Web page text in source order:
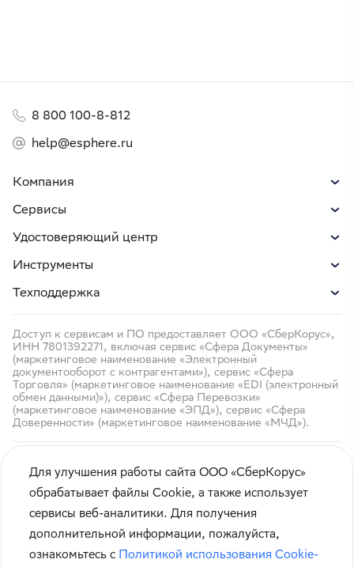
Чтобы вам было удобнее пользоваться сайтом, мы
используемcookie-файлы.
Оставаясь на сайте, вы соглашаетесь сполитикой
Компания
Сервисы
Удостоверяющий центр
Инструменты
Техподдержка
8 800 100-8-812
help@esphere.ru
Доступ к сервисам и ПО предоставляет ООО «СберКорус»,
ИНН 7801392271, включая сервис «Сфера Документы»
(маркетинговое наименование «Электронный
документооборот с контрагентами»), сервис «Сфера
Торговля» (маркетинговое наименование «EDI (электронный
обмен данными)»), сервис «Сфера Перевозки»
(маркетинговое наименование «ЭПД»), сервис «Сфера
Доверенности» (маркетинговое наименование «МЧД»).
Кибербезопасность
Правила использования сайта
Для улучшения работы сайта ООО «СберКорус»
обрабатывает файлы Cookie, а также использует
сервисы веб-аналитики. Для получения
дополнительной информации, пожалуйста,
ознакомьтесь с Политикой использования Cookie-